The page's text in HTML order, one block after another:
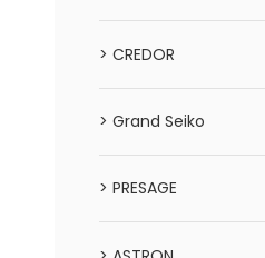
> CREDOR
> Grand Seiko
> PRESAGE